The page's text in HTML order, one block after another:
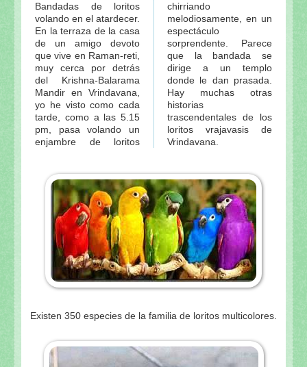
Bandadas de loritos
volando en el atardecer.
En la terraza de la casa
de un amigo devoto
que vive en Raman-reti,
muy cerca por detrás
del Krishna-Balarama
Mandir en Vrindavana,
yo he visto como cada
tarde, como a las 5.15
pm, pasa volando un
enjambre de loritos
chirriando
melodiosamente, en un
espectáculo
sorprendente. Parece
que la bandada se
dirige a un templo
donde le dan prasada.
Hay muchas otras
historias
trascendentales de los
loritos vrajavasis de
Vrindavana.
Existen 350 especies de la familia de loritos multicolores.